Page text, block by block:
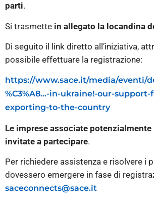
parti.
Si trasmette in allegato la locandina
Di seguito il link diretto all’iniziativa,
possibile effettuare la registrazione:
https://www.sace.it/media/eventi/
%C3%A8…-in-ukraine!-our-support-
exporting-to-the-country
Le imprese associate
invitate a partecipare.
Per richiedere assistenza e risolvere i
dovessero emergere in fase di
saceconnects@sace.it